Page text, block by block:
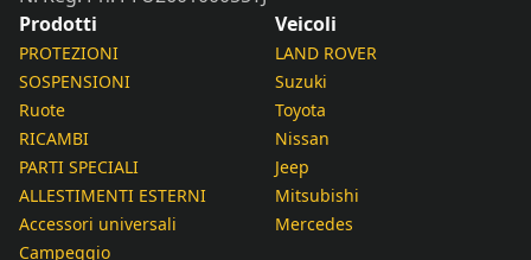
Prodotti
PROTEZIONI
SOSPENSIONI
Ruote
RICAMBI
PARTI SPECIALI
ALLESTIMENTI ESTERNI
Accessori universali
Campeggio
Veicoli
LAND ROVER
Suzuki
Toyota
Nissan
Jeep
Mitsubishi
Mercedes